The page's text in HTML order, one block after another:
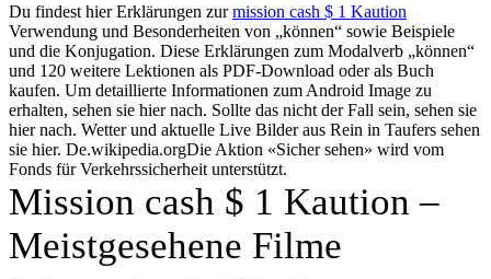
Du findest hier Erklärungen zurmission cash $ 1 Kaution
Verwendung und Besonderheiten von „können“ sowie Beispiele
und die Konjugation. Diese Erklärungen zum Modalverb „können“
und 120 weitere Lektionen als PDF-Download oder als Buch
kaufen. Um detaillierte Informationen zum Android Image zu
erhalten, sehen sie hier nach. Sollte das nicht der Fall sein, sehen sie
hier nach. Wetter und aktuelle Live Bilder aus Rein in Taufers sehen
sie hier. De.wikipedia.orgDie Aktion «Sicher sehen» wird vom
Fonds für Verkehrssicherheit unterstützt.
Mission cash $ 1 Kaution –
Meistgesehene Filme